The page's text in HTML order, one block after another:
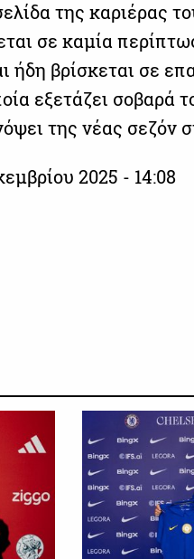
της καριέρας
σε καμία
βρίσκεται σε
εξετάζει σοβαρά
της νέας σεζόν
2025 - 14:08